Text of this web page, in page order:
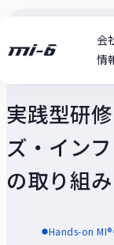
会
情
実践型研
ズ・イン
の取り組み
Hands-on MI®
支
技
ユ
セ